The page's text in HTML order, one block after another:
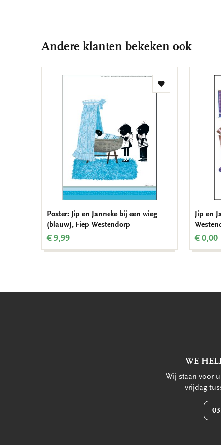
Andere klanten bekeken ook
Toevoegen
Poster: Jip en Janneke bij een wieg
(blauw), Fiep Westendorp
€ 9,99
Jip en
€ 0,00
WE
Wij staan voor
vrijdag